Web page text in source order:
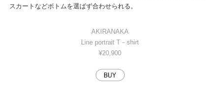
スカートなどボトムを選ばず合わせられる。
AKIRANAKA
Line portrait T－shirt
¥20,900